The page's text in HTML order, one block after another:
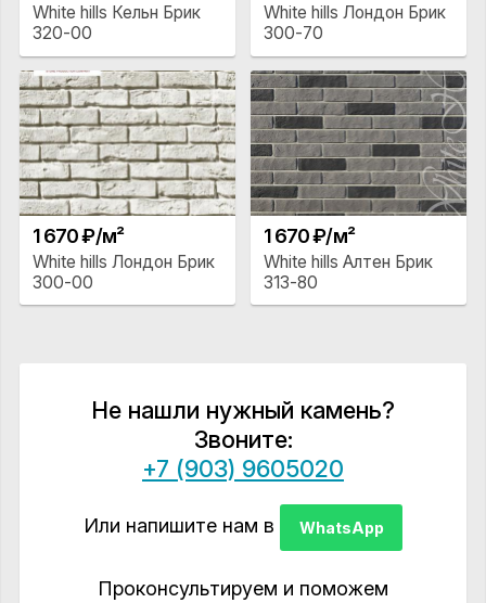
White hills Кельн Брик
320-00
White hills Лондон Брик
300-70
1 670 ₽/м²
White hills Лондон Брик
300-00
1 670 ₽/м²
White hills Алтен Брик
313-80
Не нашли нужный камень?
Звоните:
+7 (903) 9605020
Или напишите нам в WhatsApp
Проконсультируем и поможем